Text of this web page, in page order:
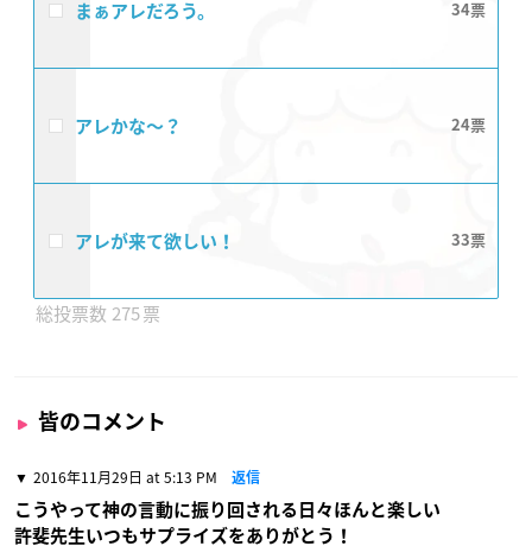
まぁアレだろう。 34
アレかな〜？ 24
アレが来て欲しい！ 33
275
皆のコメント
2016年11月29日 at 5:13 PM 返信
こうやって神の言動に振り回される日々ほんと楽しい
許斐先生いつもサプライズをありがとう！